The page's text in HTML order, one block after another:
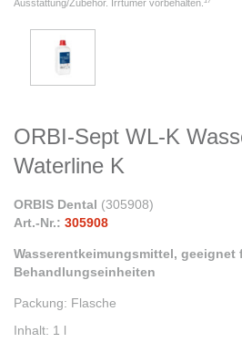
Ausstattung/Zubehör. Irrtümer vorbehalten.
ORBI-Sept WL-K
Waterline K
ORBIS Dental (305908)
Art.-Nr.: 305908
Wasserentkeimungsmittel, geeignet
Behandlungseinheiten
Packung: Flasche
Inhalt: 1 l